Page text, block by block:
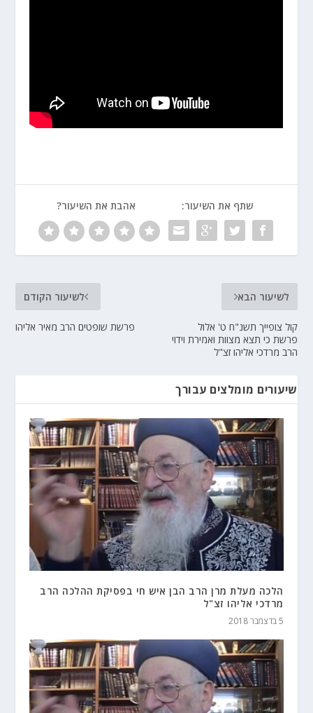
שתף את השיעור: אהבת את השיעור?
לשיעור הקודם
פרשת שופטים הרב מאיר אליהו
לשיעור הבא
קול צופייך תשנ"ח ט' אלול
פרשת כי תצא מצוות ואמירת וידוי
הרב מרדכי אליהו זצ"ל
שיעורים מומלצים עבורך
הלכה מעלת מרן הרב הבן איש חי בפסיקת ההלכה הרב
מרדכי אליהו זצ"ל
5 בדצמבר 2018